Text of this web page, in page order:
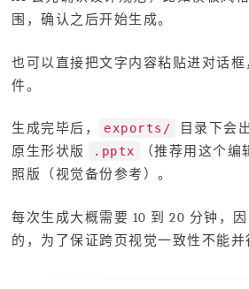
围，确认之后开始生成。
也可以直接把文字内容粘贴进对话
件。
生成完毕后， exports/
目录下会
原生形状版
.pptx
（推荐用这个编
照版（视觉备份参考）。
每次生成大概需要 10 到 20 分钟，
的，为了保证跨页视觉一致性不能并